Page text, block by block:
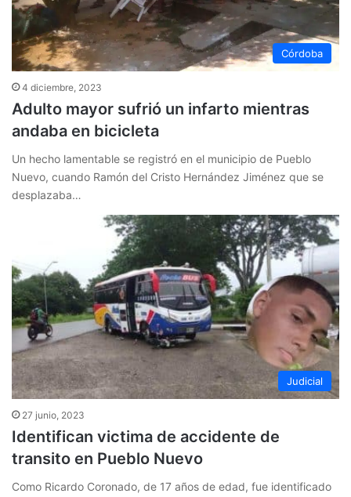
Córdoba
4 diciembre, 2023
Adulto mayor sufrió un infarto mientras
andaba en bicicleta
Un hecho lamentable se registró en el municipio de Pueblo
Nuevo, cuando Ramón del Cristo Hernández Jiménez que se
desplazaba…
Judicial
27 junio, 2023
Identifican victima de accidente de
transito en Pueblo Nuevo
Como Ricardo Coronado, de 17 años de edad, fue identificado